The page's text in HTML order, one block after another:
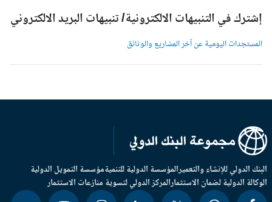
إشترك في التنبيهات الالكترونية/ تنبيهات البريد الالكتروني
المستجدات اليومية عن آخر المشاريع والوثائق
الدولي للإنشاء والتعميرالمؤسسة الدولية للتنميةمؤسسة التمويل الدولية
الدولية لضمان الاستثمارالمركز الدولي لتسوية منازعات الاستثمار